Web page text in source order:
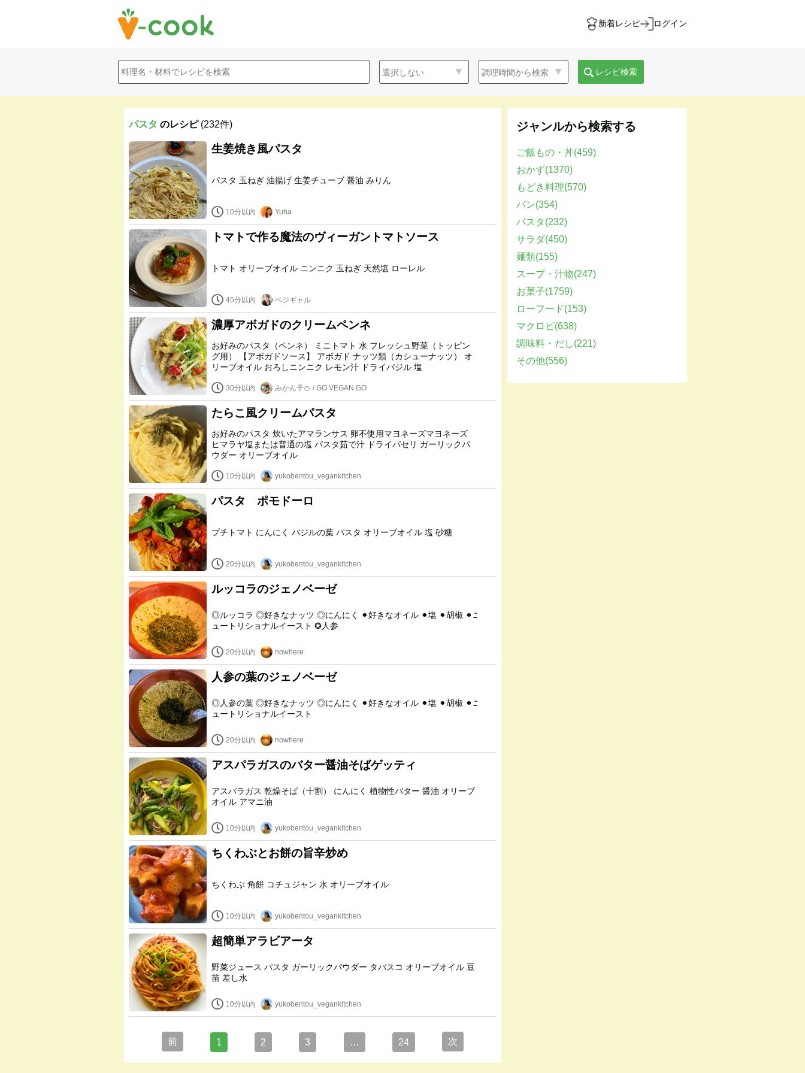
新着レシピ ログイン
レシピ検索
パスタ のレシピ(232件)
生姜焼き風パスタ
パスタ 玉ねぎ 油揚げ 生姜チューブ 醤油 みりん
10分以内 Yuha
トマトで作る魔法のヴィーガントマトソース
トマト オリーブオイル ニンニク 玉ねぎ 天然塩 ローレル
45分以内 ベジギャル
濃厚アボガドのクリームペンネ
お好みのパスタ（ペンネ） ミニトマト 水 フレッシュ野菜（トッピン
グ用） 【アボガドソース】 アボガド ナッツ類（カシューナッツ） オ
リーブオイル おろしニンニク レモン汁 ドライバジル 塩
30分以内 みかん子🍊 / GO VEGAN GO
たらこ風クリームパスタ
お好みのパスタ 炊いたアマランサス 卵不使用マヨネーズマヨネーズ
ヒマラヤ塩または普通の塩 パスタ茹で汁 ドライパセリ ガーリックパ
ウダー オリーブオイル
10分以内 yukobentou_vegankitchen
パスタ ポモドーロ
プチトマト にんにく バジルの葉 パスタ オリーブオイル 塩 砂糖
20分以内 yukobentou_vegankitchen
ルッコラのジェノベーゼ
◎ルッコラ ◎好きなナッツ ◎にんにく ⚫︎好きなオイル ⚫︎塩 ⚫︎胡椒 ⚫︎ニ
ュートリショナルイースト ✪人参
20分以内 nowhere
人参の葉のジェノベーゼ
◎人参の葉 ◎好きなナッツ ◎にんにく ⚫︎好きなオイル ⚫︎塩 ⚫︎胡椒 ⚫︎ニ
ュートリショナルイースト
20分以内 nowhere
アスパラガスのバター醤油そばゲッティ
アスパラガス 乾燥そば（十割） にんにく 植物性バター 醤油 オリーブ
オイル アマニ油
10分以内 yukobentou_vegankitchen
ちくわぶとお餅の旨辛炒め
ちくわぶ 角餅 コチュジャン 水 オリーブオイル
10分以内 yukobentou_vegankitchen
超簡単アラビアータ
野菜ジュース パスタ ガーリックパウダー タバスコ オリーブオイル 豆
苗 差し水
10分以内 yukobentou_vegankitchen
前 1 2 3 … 24 次
ジャンルから検索する
ご飯もの・丼(459)
おかず(1370)
もどき料理(570)
パン(354)
パスタ(232)
サラダ(450)
麺類(155)
スープ・汁物(247)
お菓子(1759)
ローフード(153)
マクロビ(638)
調味料・だし(221)
その他(556)